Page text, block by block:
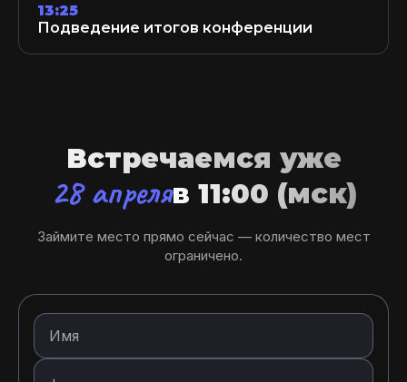
13:25
Подведение итогов конференции
Встречаемся уже
28 апреляв 11:00 (мск)
Займите место прямо сейчас — количество мест
ограничено.